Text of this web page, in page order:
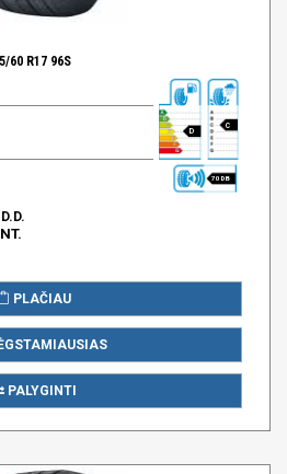
60 R17 96S
D
C
70 DB
PLAČIAU
PALYGINTI